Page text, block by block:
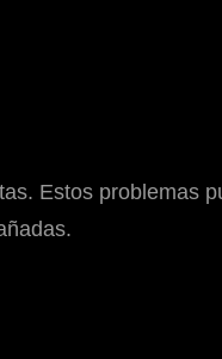
Estos problemas